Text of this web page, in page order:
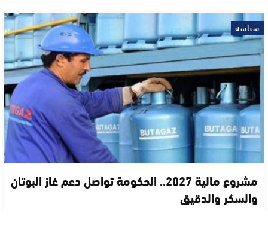
سياسة
مشروع مالية 2027.. الحكومة تواصل دعم غاز البوتان
والسكر والدقيق